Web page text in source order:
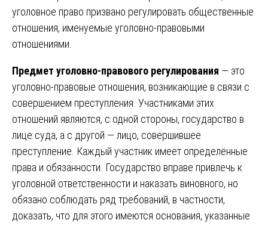
уголовное право призвано регулировать общественные
отношения, именуемые уголовно-правовыми
отношениями.
Предмет уголовно-правового регулирования — это
уголовно-правовые отношения, возникающие в связи с
совершением преступления. Участниками этих
отношений являются, с одной стороны, государство в
лице суда, а с другой — лицо, совершившее
преступление. Каждый участник имеет определённые
права и обязанности. Государство вправе привлечь к
уголовной ответственности и наказать виновного, но
обязано соблюдать ряд требований, в частности,
доказать, что для этого имеются основания, указанные